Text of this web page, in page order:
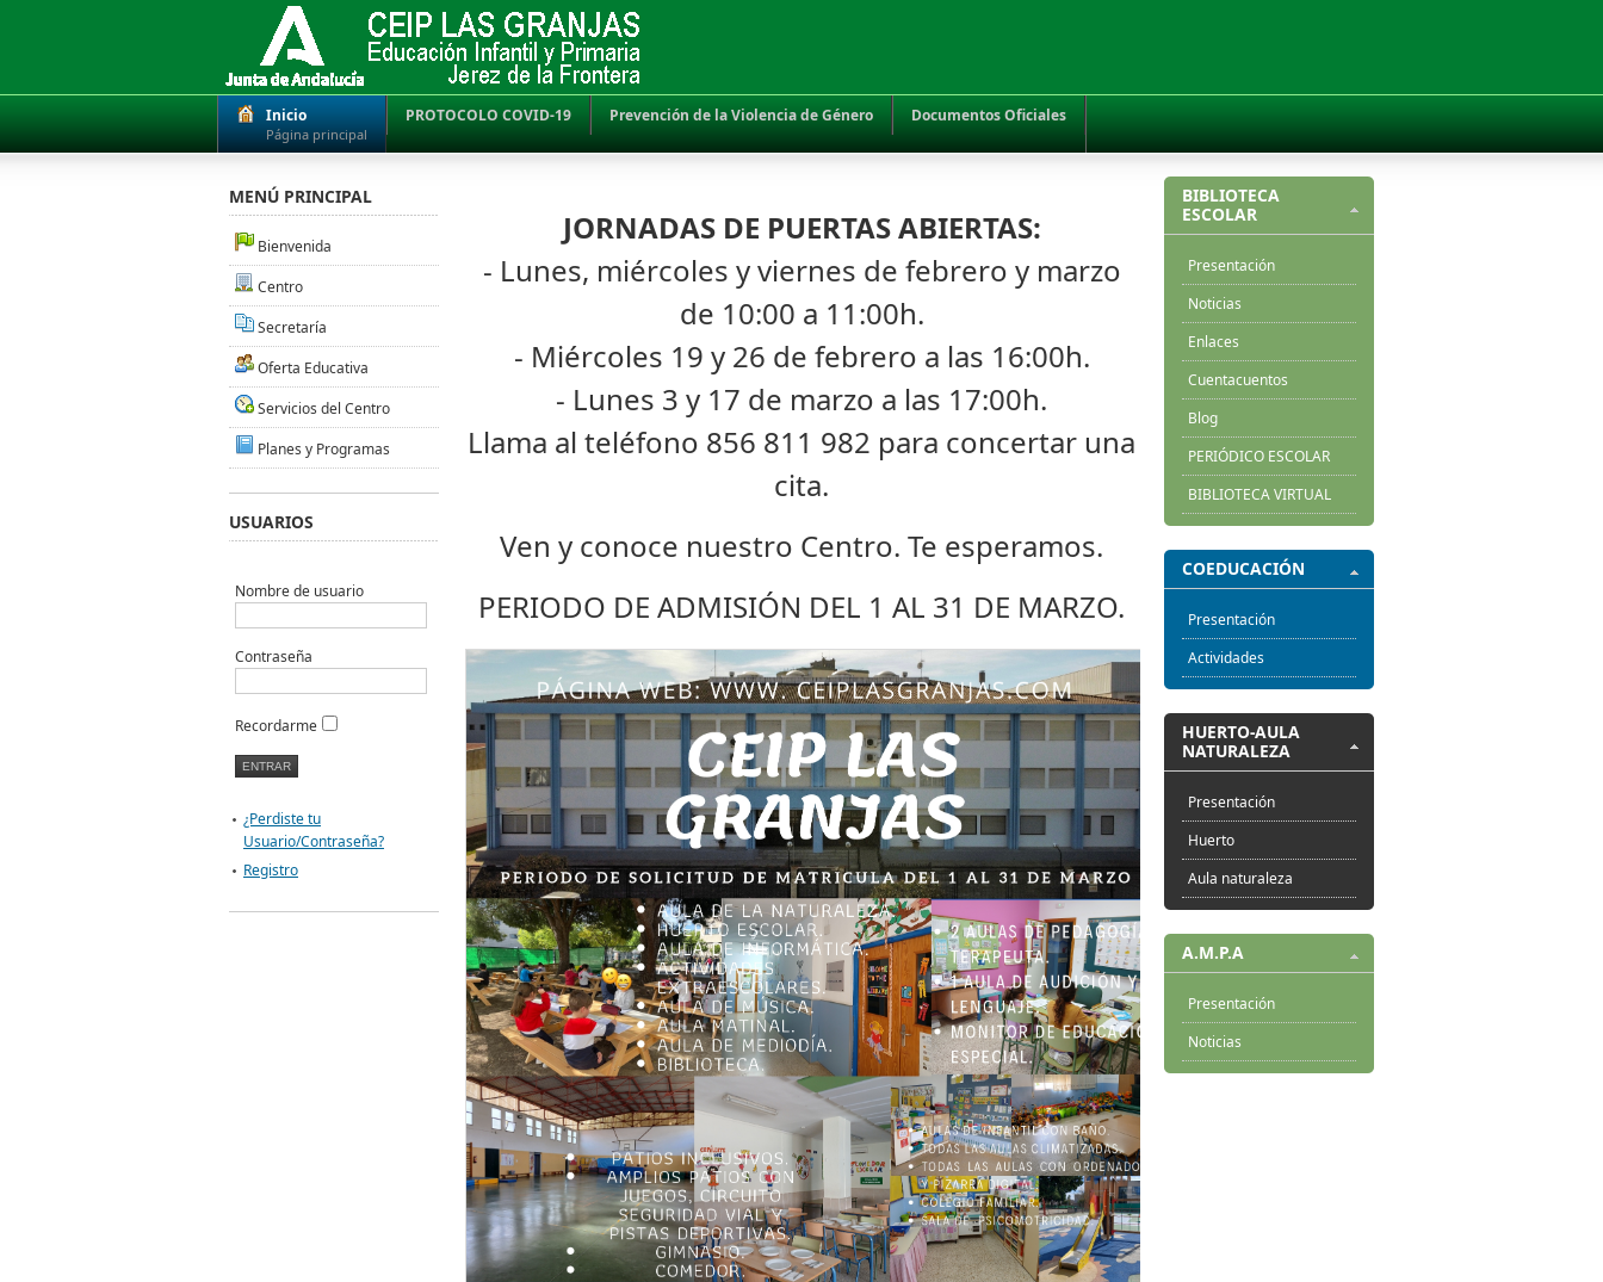
Inicio
Página principal
PROTOCOLO COVID-19 Prevención de la Violencia de Género Documentos Oficiales
JORNADAS DE PUERTAS ABIERTAS:
- Lunes, miércoles y viernes de febrero y marzo
de 10:00 a 11:00h.
- Miércoles 19 y 26 de febrero a las 16:00h.
- Lunes 3 y 17 de marzo a las 17:00h.
Llama al teléfono 856 811 982 para concertar una
cita.
Ven y conoce nuestro Centro. Te esperamos.
PERIODO DE ADMISIÓN DEL 1 AL 31 DE MARZO.
MENÚ PRINCIPAL
Bienvenida
Centro
Secretaría
Oferta Educativa
Servicios del Centro
Planes y Programas
USUARIOS
Nombre de usuario
Contraseña
Recordarme
¿Perdiste tu
Usuario/Contraseña?
Registro
BIBLIOTECA
ESCOLAR
Presentación
Noticias
Enlaces
Cuentacuentos
Blog
PERIÓDICO ESCOLAR
BIBLIOTECA VIRTUAL
COEDUCACIÓN
Presentación
Actividades
HUERTO-AULA
NATURALEZA
Presentación
Huerto
Aula naturaleza
A.M.P.A
Presentación
Noticias